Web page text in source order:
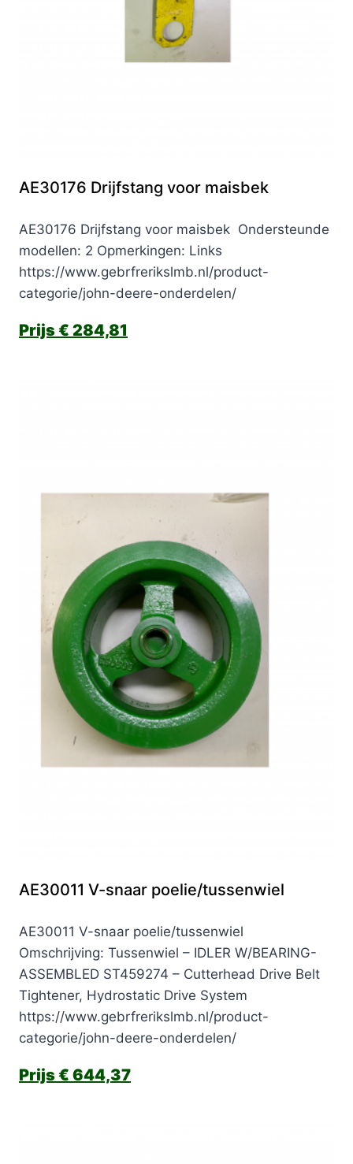
AE30176 Drijfstang voor maisbek
AE30176 Drijfstang voor maisbek Ondersteunde
modellen: 2 Opmerkingen: Links
https://www.gebrfrerikslmb.nl/product-
categorie/john-deere-onderdelen/
€ 284,81
AE30011 V-snaar poelie/tussenwiel
AE30011 V-snaar poelie/tussenwiel
Omschrijving: Tussenwiel – IDLER W/BEARING-
ASSEMBLED ST459274 – Cutterhead Drive Belt
Tightener, Hydrostatic Drive System
https://www.gebrfrerikslmb.nl/product-
categorie/john-deere-onderdelen/
€ 644,37